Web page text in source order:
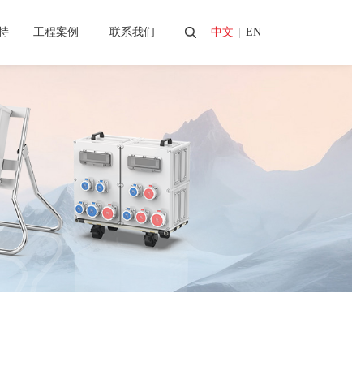
工程案例 联系我们 中文 EN